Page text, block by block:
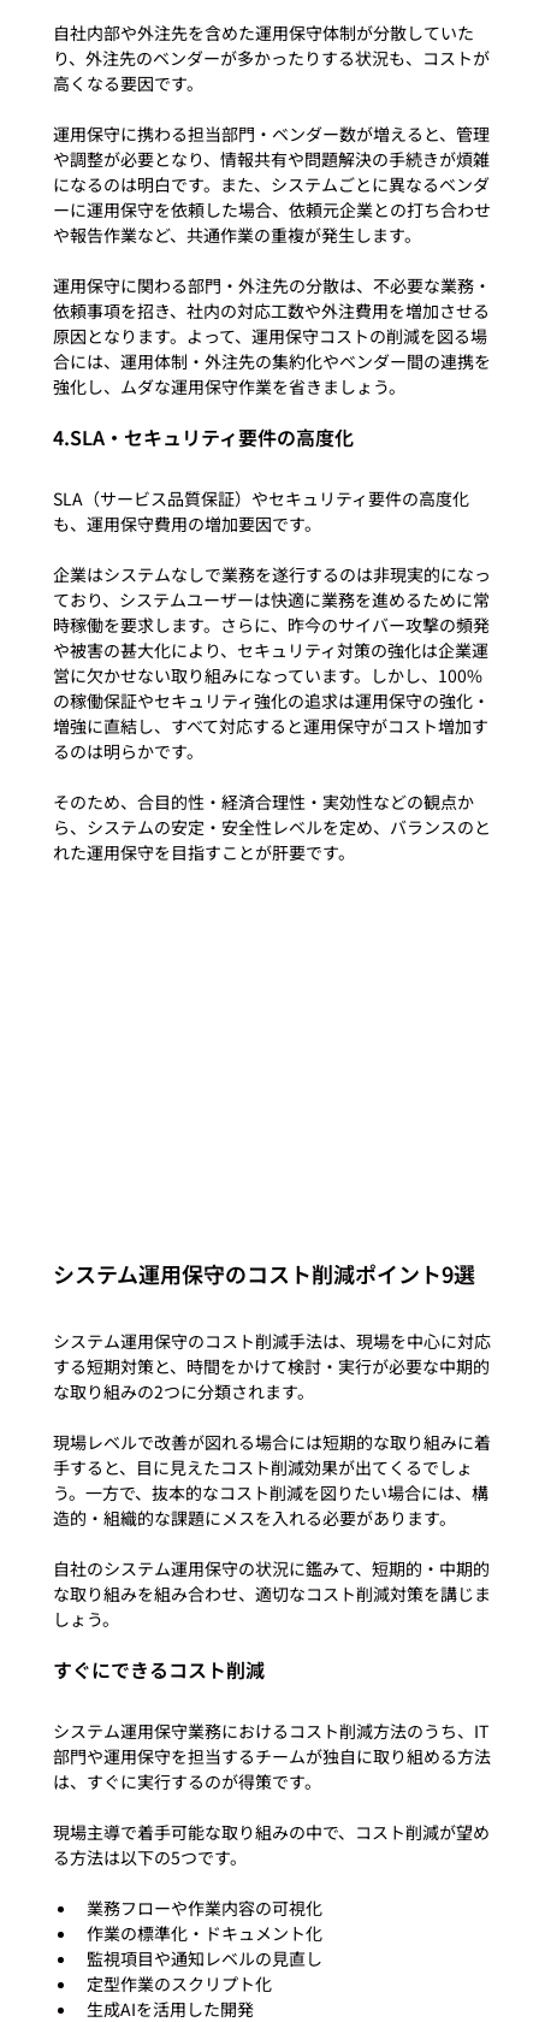
自社内部や外注先を含めた運用保守体制が分散していた
り、外注先のベンダーが多かったりする状況も、コストが
高くなる要因です。
運用保守に携わる担当部門・ベンダー数が増えると、管理
や調整が必要となり、情報共有や問題解決の手続きが煩雑
になるのは明白です。また、システムごとに異なるベンダ
ーに運用保守を依頼した場合、依頼元企業との打ち合わせ
や報告作業など、共通作業の重複が発生します。
運用保守に関わる部門・外注先の分散は、不必要な業務・
依頼事項を招き、社内の対応工数や外注費用を増加させる
原因となります。よって、運用保守コストの削減を図る場
合には、運用体制・外注先の集約化やベンダー間の連携を
4.SLA・セキュリティ要件の高度化
SLA（サービス品質保証）やセキュリティ要件の高度化
も、運用保守費用の増加要因です。
企業はシステムなしで業務を遂行するのは非現実的になっ
ており、システムユーザーは快適に業務を進めるために常
時稼働を要求します。さらに、昨今のサイバー攻撃の頻発
や被害の甚大化により、セキュリティ対策の強化は企業運
営に欠かせない取り組みになっています。しかし、100%
の稼働保証やセキュリティ強化の追求は運用保守の強化・
増強に直結し、すべて対応すると運用保守がコスト増加す
るのは明らかです。
そのため、合目的性・経済合理性・実効性などの観点か
ら、システムの安定・安全性レベルを定め、バランスのと
れた運用保守を目指すことが肝要です。
システム運用保守のコスト削減ポイント9選
システム運用保守のコスト削減手法は、現場を中心に対応
する短期対策と、時間をかけて検討・実行が必要な中期的
な取り組みの2つに分類されます。
現場レベルで改善が図れる場合には短期的な取り組みに着
手すると、目に見えたコスト削減効果が出てくるでしょ
う。一方で、抜本的なコスト削減を図りたい場合には、構
造的・組織的な課題にメスを入れる必要があります。
自社のシステム運用保守の状況に鑑みて、短期的・中期的
な取り組みを組み合わせ、適切なコスト削減対策を講じま
すぐにできるコスト削減
システム運用保守業務におけるコスト削減方法のうち、IT
部門や運用保守を担当するチームが独自に取り組める方法
は、すぐに実行するのが得策です。
現場主導で着手可能な取り組みの中で、コスト削減が望め
業務フローや作業内容の可視化
作業の標準化・ドキュメント化
監視項目や通知レベルの見直し
定型作業のスクリプト化
生成AIを活用した開発